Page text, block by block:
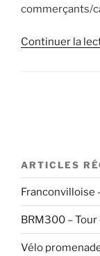
commerçants/
Continuer la
ARTICLES
Franconvilloise
BRM300 – Tour
Vélo